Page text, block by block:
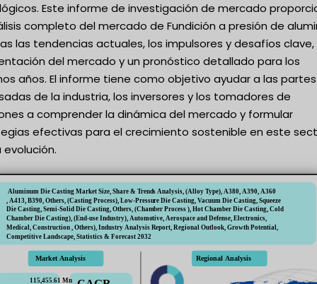
Este informe de investigación de mercado
completo del mercado de Fundición a presión de
las tendencias actuales, los impulsores y desafíos clave,
del mercado y un pronóstico detallado para los
años. El informe tiene como objetivo ayudar a las partes
de la industria, los inversores y los tomadores de
a comprender la dinámica del mercado y formular
efectivas para el crecimiento sostenible en este
evolución.